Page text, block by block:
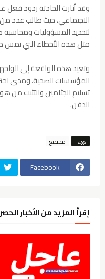
وقد أثارت الحادثة ردود
الاجتماعي، حيث طالب عدد
لتحديد المسؤوليات ومحاسبة
مثل هذه الأخطاء التي تمس
وتعيد هذه الواقعة إلى
المؤسسات الصحية، ومدى
تسليم الجثامين والتثبت من
الدفن.
Tags مجتمع
Facebook
إقرأ المزيد من الأخبار